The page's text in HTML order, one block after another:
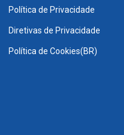
Política de Privacidade
Diretivas de Privacidade
Política de Cookies(BR)